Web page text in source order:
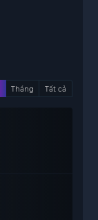
Tháng Tất cả